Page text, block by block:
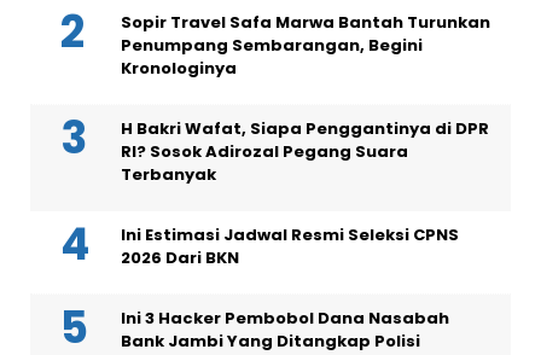
Sopir Travel Safa Marwa Bantah Turunkan
Penumpang Sembarangan, Begini
Kronologinya
H Bakri Wafat, Siapa Penggantinya di DPR
RI? Sosok Adirozal Pegang Suara
Terbanyak
Ini Estimasi Jadwal Resmi Seleksi CPNS
2026 Dari BKN
Ini 3 Hacker Pembobol Dana Nasabah
Bank Jambi Yang Ditangkap Polisi